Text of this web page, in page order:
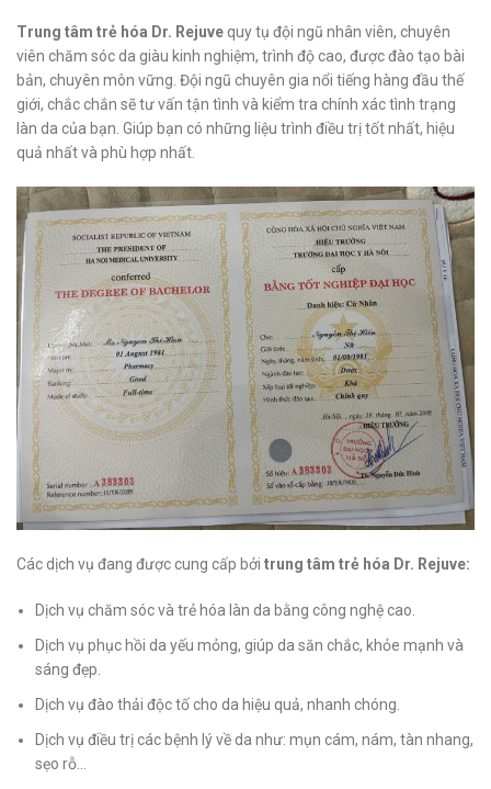
Trung tâm trẻ hóa Dr. Rejuve quy tụ đội ngũ nhân viên, chuyên
viên chăm sóc da giàu kinh nghiệm, trình độ cao, được đào tạo bài
bản, chuyên môn vững. Đội ngũ chuyên gia nổi tiếng hàng đầu thế
giới, chắc chắn sẽ tư vấn tận tình và kiểm tra chính xác tình trạng
làn da của bạn. Giúp bạn có những liệu trình điều trị tốt nhất, hiệu
quả nhất và phù hợp nhất.
Các dịch vụ đang được cung cấp bởi trung tâm trẻ hóa Dr. Rejuve:
Dịch vụ chăm sóc và trẻ hóa làn da bằng công nghệ cao.
Dịch vụ phục hồi da yếu mỏng, giúp da săn chắc, khỏe mạnh và
sáng đẹp.
Dịch vụ đào thải độc tố cho da hiệu quả, nhanh chóng.
Dịch vụ điều trị các bệnh lý về da như: mụn cám, nám, tàn nhang,
sẹo rỗ…